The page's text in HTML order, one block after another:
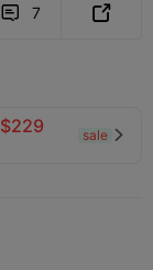
 7 
sale 